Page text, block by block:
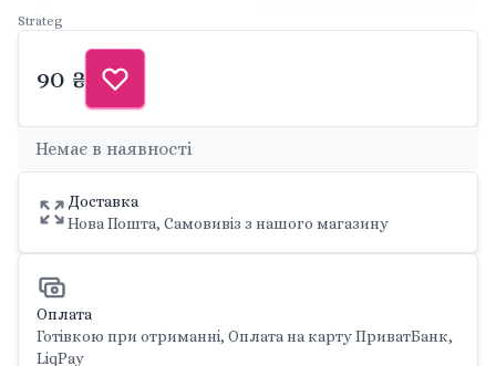
Strateg
90 ₴
Немає в наявності
Доставка
Нова Пошта, Самовивіз з нашого магазину
Оплата
Готівкою при отриманні, Оплата на карту ПриватБанк,
LiqPay